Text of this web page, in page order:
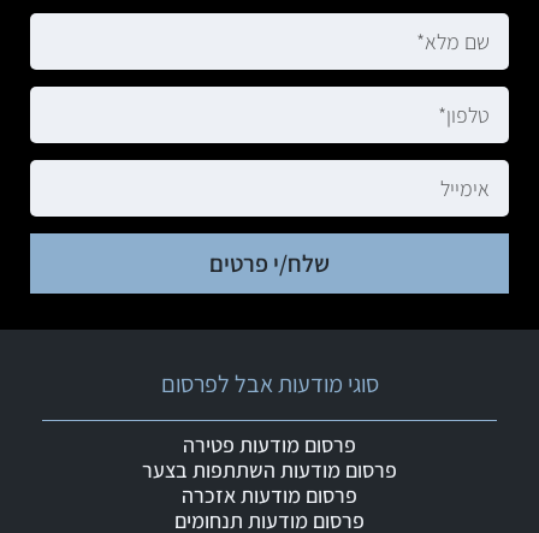
שלח/י פרטים
סוגי מודעות אבל לפרסום
פרסום מודעות פטירה
פרסום מודעות השתתפות בצער
פרסום מודעות אזכרה
פרסום מודעות תנחומים